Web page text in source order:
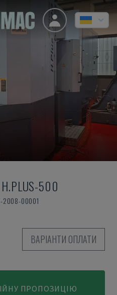
H.PLUS-500
2008-00001
ВАРІАНТИ ОПЛАТИ
ПРОПОЗИЦІЮ